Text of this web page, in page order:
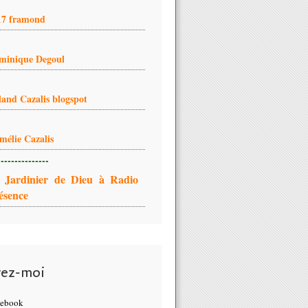
framond
Degoul
Cazalis blogspot
Cazalis
Jardinier de Dieu à Radio
moi